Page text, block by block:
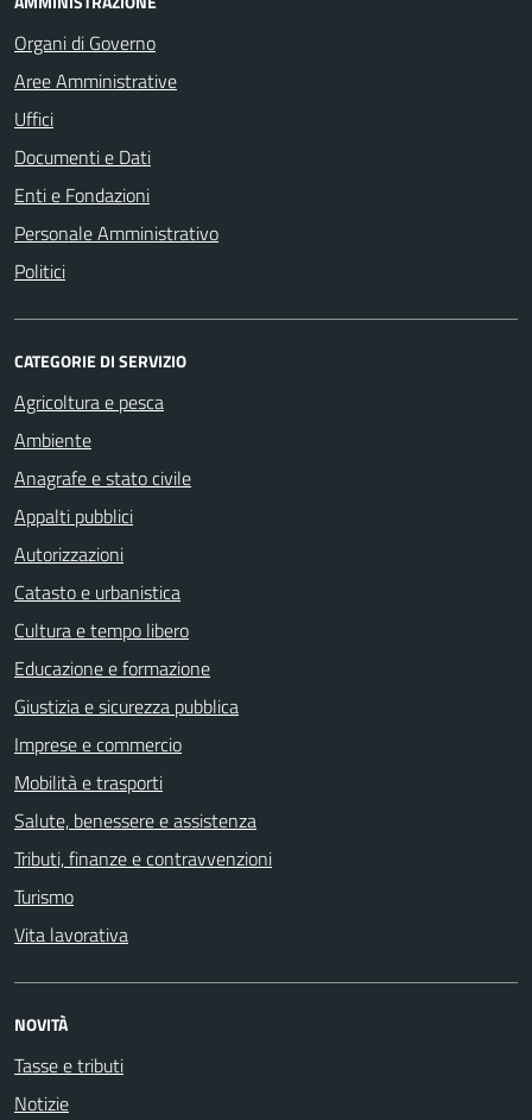
Organi di Governo
Aree Amministrative
Uffici
Documenti e Dati
Enti e Fondazioni
Personale Amministrativo
Politici
CATEGORIE DI SERVIZIO
Agricoltura e pesca
Ambiente
Anagrafe e stato civile
Appalti pubblici
Autorizzazioni
Catasto e urbanistica
Cultura e tempo libero
Educazione e formazione
Giustizia e sicurezza pubblica
Imprese e commercio
Mobilità e trasporti
Salute, benessere e assistenza
Tributi, finanze e contravvenzioni
Turismo
Vita lavorativa
NOVITÀ
Tasse e tributi
Notizie